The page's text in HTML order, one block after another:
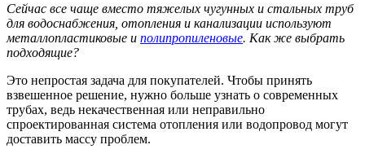
Сейчас все чаще вместо тяжелых чугунных и стальных труб
для водоснабжения, отопления и канализации используют
металлопластиковые и полипропиленовые. Как же выбрать
подходящие?
Это непростая задача для покупателей. Чтобы принять
взвешенное решение, нужно больше узнать о современных
трубах, ведь некачественная или неправильно
спроектированная система отопления или водопровод могут
доставить массу проблем.